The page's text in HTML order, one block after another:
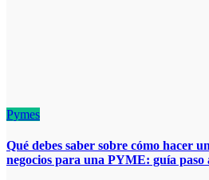
Pymes
Qué debes saber sobre cómo hacer
negocios para una PYME: guía paso